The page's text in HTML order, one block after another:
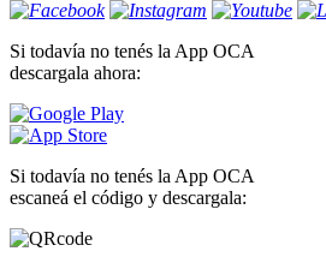
Si todavía no tenés la App OCA
descargala ahora:
Si todavía no tenés la App OCA
escaneá el código y descargala: